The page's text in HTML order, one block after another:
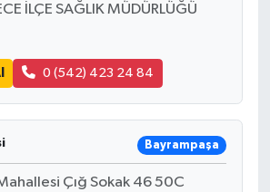
İLÇE SAĞLIK MÜDÜRLÜĞÜ
0 (542) 423 24 84
Bayrampaşa
Çığ Sokak 46 50C